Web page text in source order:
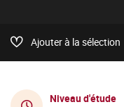
Ajouter à la sélection
Niveau d'étude